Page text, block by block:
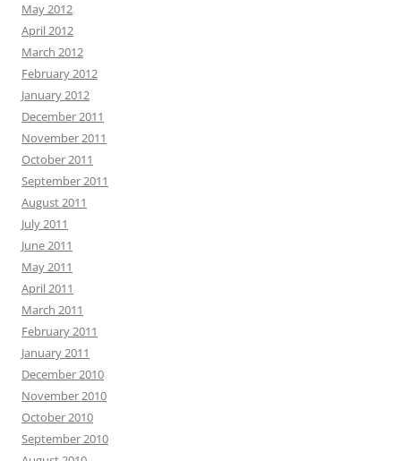
May 2012
April 2012
March 2012
February 2012
January 2012
December 2011
November 2011
October 2011
September 2011
August 2011
July 2011
June 2011
May 2011
April 2011
March 2011
February 2011
January 2011
December 2010
November 2010
October 2010
September 2010